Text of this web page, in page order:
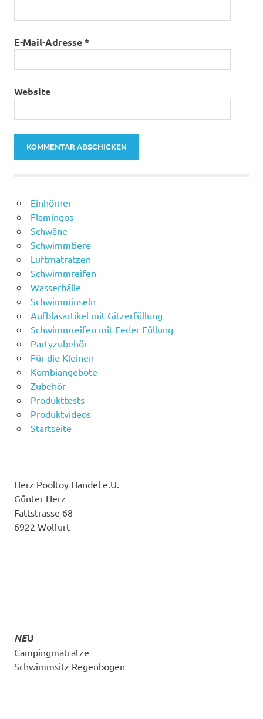
E-Mail-Adresse*
Website
Einhörner
Flamingos
Schwäne
Schwimmtiere
Luftmatratzen
Schwimmreifen
Wasserbälle
Schwimminseln
Aufblasartikel mit Gitzerfüllung
Schwimmreifen mit Feder Füllung
Partyzubehör
Für die Kleinen
Kombiangebote
Zubehör
Produkttests
Produktvideos
Startseite
Herz Pooltoy Handel e.U.
Günter Herz
Fattstrasse 68
6922 Wolfurt
NEU
Campingmatratze
Schwimmsitz Regenbogen